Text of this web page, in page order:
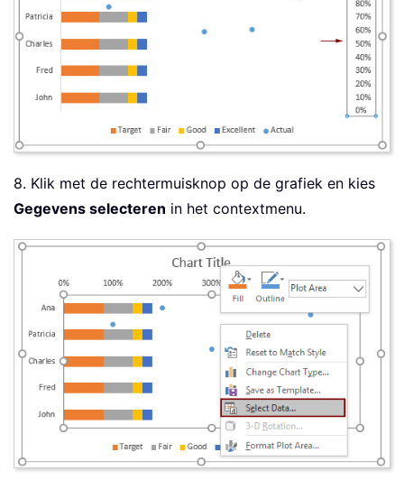
8. Klik met de rechtermuisknop op de grafiek en kies
Gegevens selecteren in het contextmenu.